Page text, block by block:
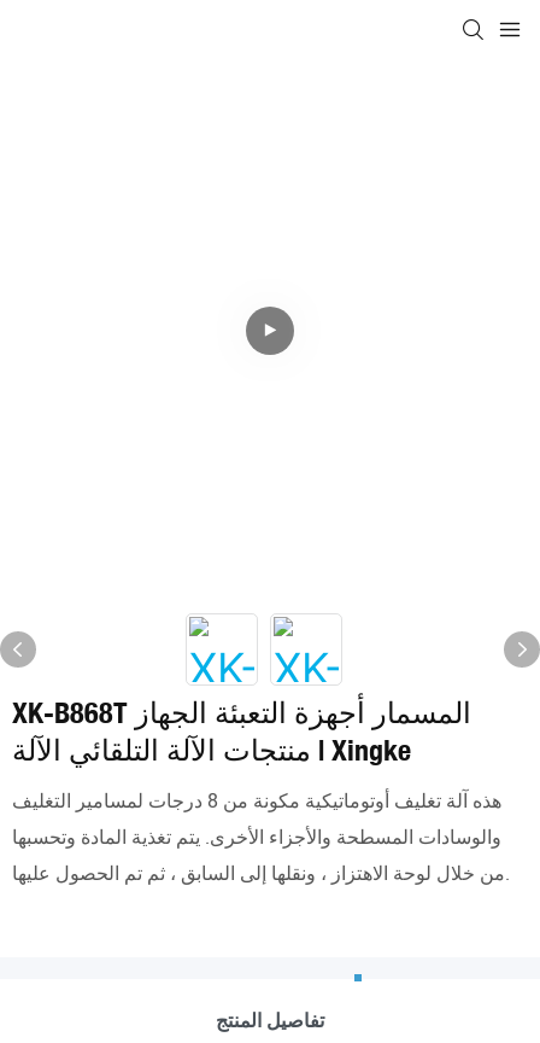
XK-B868T المسمار أجهزة التعبئة الجهاز
منتجات الآلة التلقائي الآلة | Xingke
هذه آلة تغليف أوتوماتيكية مكونة من 8 درجات لمسامير التغليف
والوسادات المسطحة والأجزاء الأخرى. يتم تغذية المادة وتحسبها
من خلال لوحة الاهتزاز ، ونقلها إلى السابق ، ثم تم الحصول عليها.
تفاصيل المنتج